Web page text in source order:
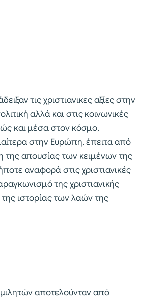
τις χριστιανικες αξίες στην
αλλά και στις κοινωνικές
και μέσα στον κόσμο,
στην Ευρώπη, έπειτα από
της απουσίας των κειμένων της
αναφορά στις χριστιανικές
της χριστιανικής
ιστορίας των λαών της
αποτελούνταν από